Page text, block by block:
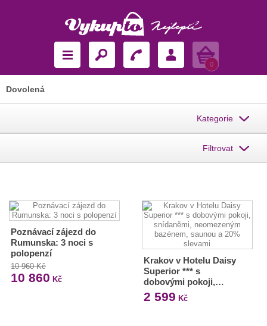
Košík
0
Dovolená
Kategorie
Filtrovat
Poznávací zájezd do
Rumunska: 3 noci s
polopenzí
10 960 Kč
10 860 Kč
Krakov v Hotelu Daisy
Superior *** s
dobovými pokoji,…
2 599 Kč